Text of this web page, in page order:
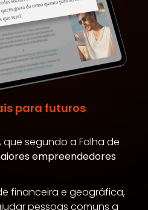
para futuros
que segundo a Folha de
empreendedores
financeira e geográfica,
pessoas comuns a